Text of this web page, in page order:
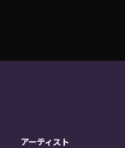
アーティスト